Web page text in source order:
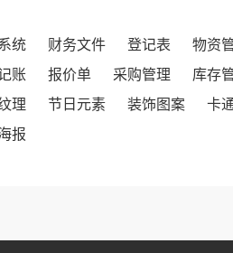
统 财务文件 登记表
物资
账
报价单 采购管理
库存
理
节日元素 装饰图案
卡
报